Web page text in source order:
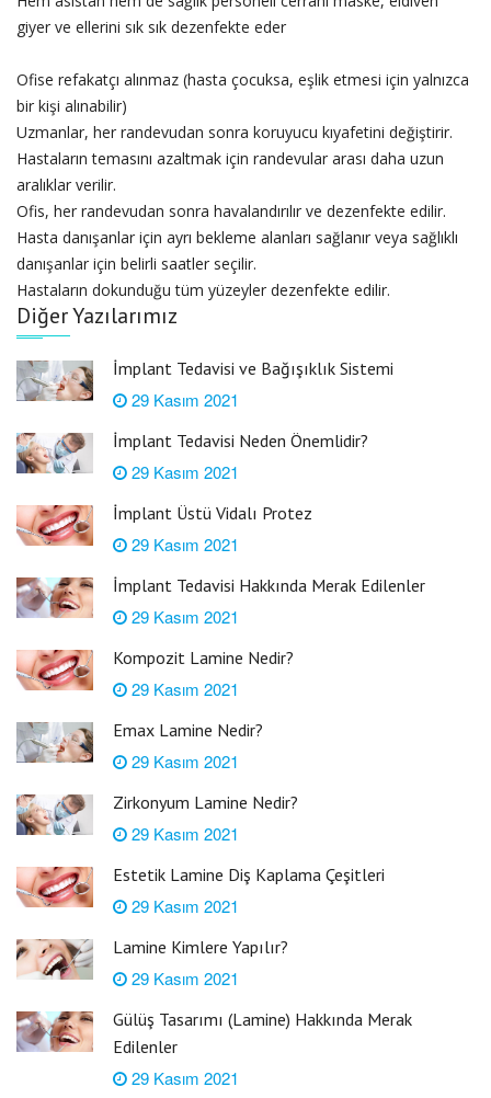
giyer ve ellerini sık sık dezenfekte eder
Ofise refakatçı alınmaz (hasta çocuksa, eşlik etmesi için yalnızca
bir kişi alınabilir)
Uzmanlar, her randevudan sonra koruyucu kıyafetini değiştirir.
Hastaların temasını azaltmak için randevular arası daha uzun
aralıklar verilir.
Ofis, her randevudan sonra havalandırılır ve dezenfekte edilir.
Hasta danışanlar için ayrı bekleme alanları sağlanır veya sağlıklı
danışanlar için belirli saatler seçilir.
Hastaların dokunduğu tüm yüzeyler dezenfekte edilir.
Diğer Yazılarımız
İmplant Tedavisi ve Bağışıklık Sistemi
29 Kasım 2021
İmplant Tedavisi Neden Önemlidir?
29 Kasım 2021
İmplant Üstü Vidalı Protez
29 Kasım 2021
İmplant Tedavisi Hakkında Merak Edilenler
29 Kasım 2021
Kompozit Lamine Nedir?
29 Kasım 2021
Emax Lamine Nedir?
29 Kasım 2021
Zirkonyum Lamine Nedir?
29 Kasım 2021
Estetik Lamine Diş Kaplama Çeşitleri
29 Kasım 2021
Lamine Kimlere Yapılır?
29 Kasım 2021
Gülüş Tasarımı (Lamine) Hakkında Merak
Edilenler
29 Kasım 2021